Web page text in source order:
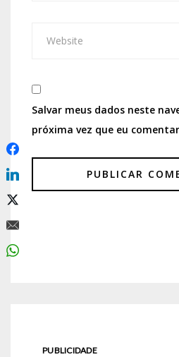
Salvar meus dados neste
próxima vez que eu
PUBLICIDADE